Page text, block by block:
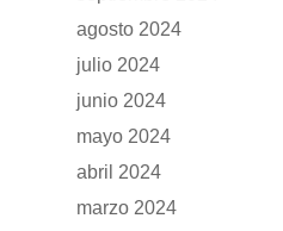
agosto 2024
julio 2024
junio 2024
mayo 2024
abril 2024
marzo 2024